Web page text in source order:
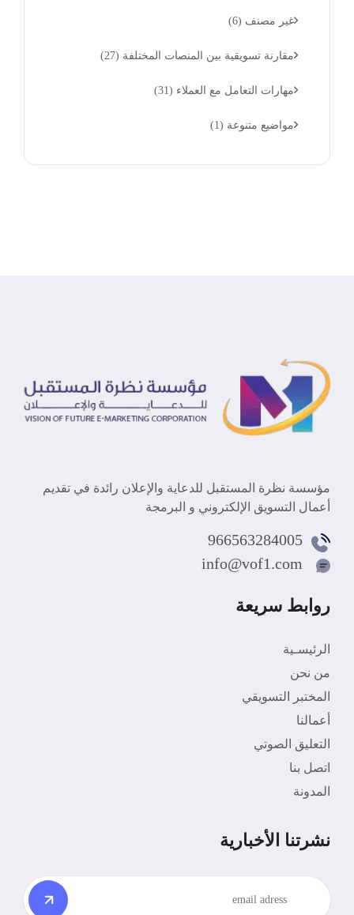
غير مصنف (6)
مقارنة تسويقية بين المنصات المختلفة (27)
مهارات التعامل مع العملاء (31)
مواضيع متنوعة (1)
مؤسسة نظرة المستقبل للدعاية والإعلان رائدة في تقديم
أعمال التسويق الإلكتروني و البرمجة
966563284005
info@vof1.com
روابط سريعة
الرئيسـية
من نحن
المختبر التسويقي
أعمالنا
التعليق الصوتي
اتصل بنا
المدونة
نشرتنا الأخبارية